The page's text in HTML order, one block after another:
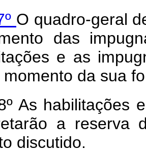
O quadro-geral
das
e as
momento da sua
As habilitações
a reserva
discutido.